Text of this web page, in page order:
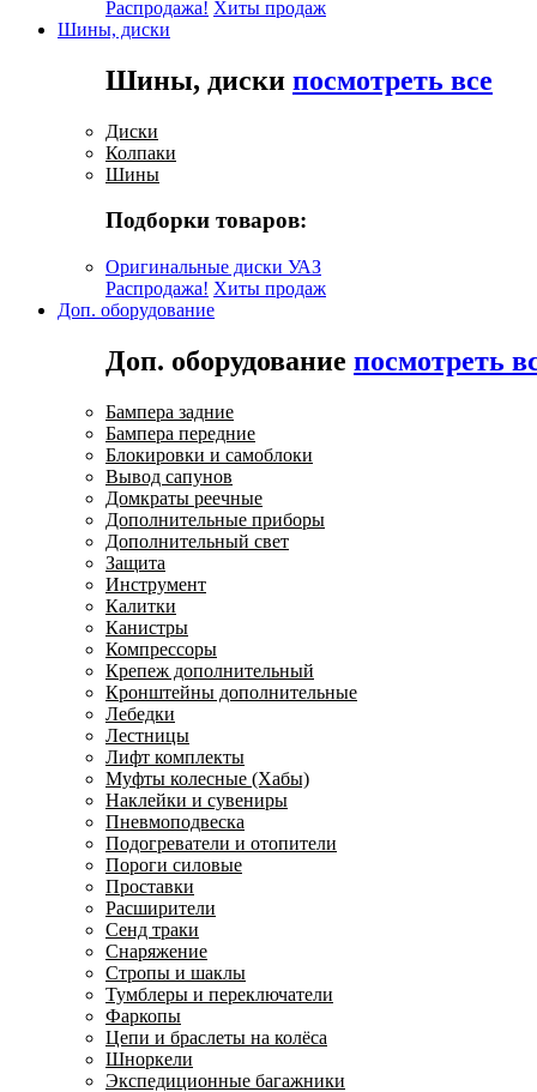
Распродажа! Хиты продаж
Шины, диски
Шины, диски посмотреть все
Диски
Колпаки
Шины
Подборки товаров:
Оригинальные диски УАЗ
Распродажа! Хиты продаж
Доп. оборудование
Доп. оборудование посмотреть
Бампера задние
Бампера передние
Блокировки и самоблоки
Вывод сапунов
Домкраты реечные
Дополнительные приборы
Дополнительный свет
Защита
Инструмент
Калитки
Канистры
Компрессоры
Крепеж дополнительный
Кронштейны дополнительные
Лебедки
Лестницы
Лифт комплекты
Муфты колесные (Хабы)
Наклейки и сувениры
Пневмоподвеска
Подогреватели и отопители
Пороги силовые
Проставки
Расширители
Сенд траки
Снаряжение
Стропы и шаклы
Тумблеры и переключатели
Фаркопы
Цепи и браслеты на колёса
Шноркели
Экспедиционные багажники